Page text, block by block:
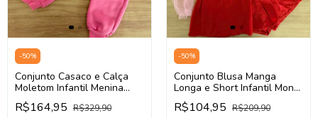
-50%
Conjunto Casaco e Calça
Moletom Infantil Menina
Mon Sucré 138022316 (Off
White/Rosa/Azul)
R$164,95 R$329,90
-50%
Conjunto Blusa Manga
Longa e Short Infantil Mon
Sucré 138022122
(Rosa/Vermelho)
R$104,95 R$209,90